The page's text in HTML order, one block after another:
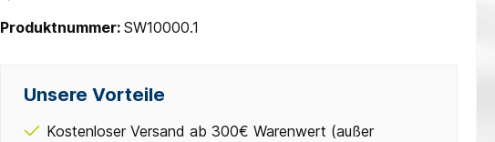
Produktnummer: SW10000.1
Unsere Vorteile
Kostenloser Versand ab 300€ Warenwert (außer